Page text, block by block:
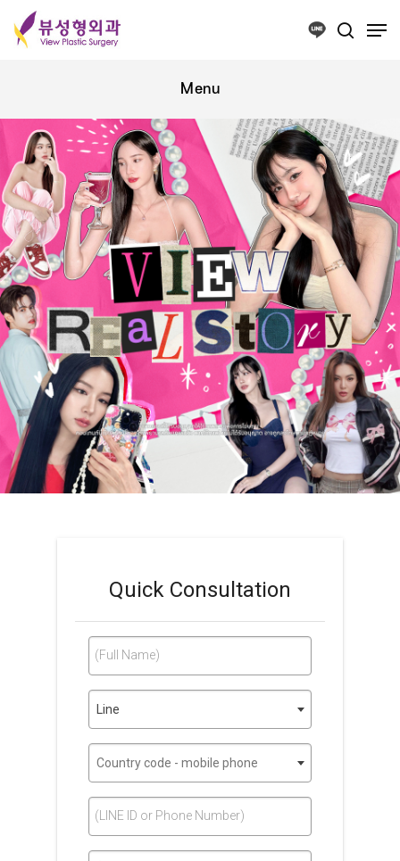
Quick Consultation
(Full Name)
Line
Country code - mobile phone
(LINE ID or Phone Number)